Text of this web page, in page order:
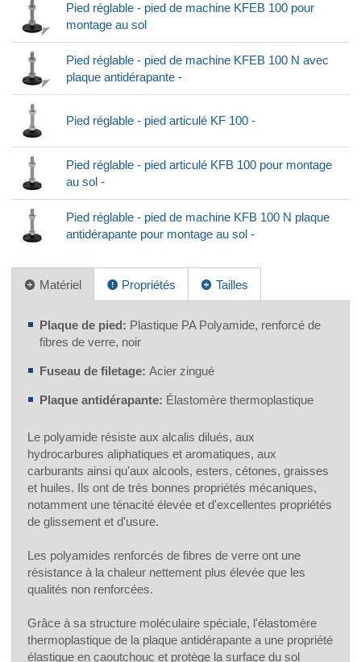
Pied réglable - pied de machine KFEB 100 pour
montage au sol
Pied réglable - pied de machine KFEB 100 N avec
plaque antidérapante -
Pied réglable - pied articulé KF 100 -
Pied réglable - pied articulé KFB 100 pour montage
au sol -
Pied réglable - pied de machine KFB 100 N plaque
antidérapante pour montage au sol -
Matériel Propriétés Tailles
Plaque de pied: Plastique PA Polyamide, renforcé de
fibres de verre, noir
Fuseau de filetage: Acier zingué
Plaque antidérapante: Élastomère thermoplastique
Le polyamide résiste aux alcalis dilués, aux
hydrocarbures aliphatiques et aromatiques, aux
carburants ainsi qu'aux alcools, esters, cétones, graisses
et huiles. Ils ont de très bonnes propriétés mécaniques,
notamment une ténacité élevée et d'excellentes propriétés
de glissement et d'usure.
Les polyamides renforcés de fibres de verre ont une
résistance à la chaleur nettement plus élevée que les
qualités non renforcées.
Grâce à sa structure moléculaire spéciale, l'élastomère
thermoplastique de la plaque antidérapante a une propriété
élastique en caoutchouc et protège la surface du sol